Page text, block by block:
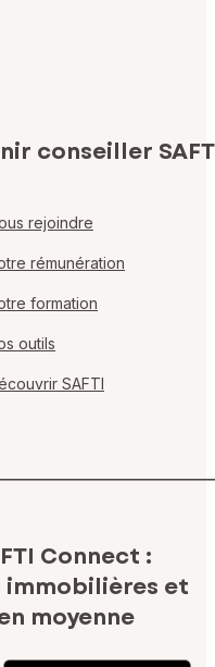
conseiller
rejoindre
rémunération
formation
outils
SAFTI
Connect :
immobilières et
moyenne